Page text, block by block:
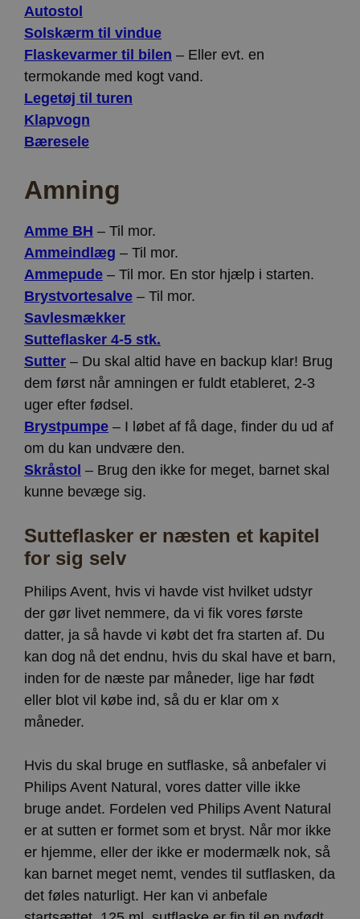
Autostol
Solskærm til vindue
Flaskevarmer til bilen – Eller evt. en
termokande med kogt vand.
Legetøj til turen
Klapvogn
Bæresele
Amning
Amme BH – Til mor.
Ammeindlæg – Til mor.
Ammepude – Til mor. En stor hjælp i starten.
Brystvortesalve – Til mor.
Savlesmækker
Sutteflasker 4-5 stk.
Sutter – Du skal altid have en backup klar! Brug
dem først når amningen er fuldt etableret, 2-3
uger efter fødsel.
Brystpumpe – I løbet af få dage, finder du ud af
om du kan undvære den.
Skråstol – Brug den ikke for meget, barnet skal
kunne bevæge sig.
Sutteflasker er næsten et kapitel
for sig selv
Philips Avent, hvis vi havde vist hvilket udstyr
der gør livet nemmere, da vi fik vores første
datter, ja så havde vi købt det fra starten af. Du
kan dog nå det endnu, hvis du skal have et barn,
inden for de næste par måneder, lige har født
eller blot vil købe ind, så du er klar om x
måneder.
Hvis du skal bruge en sutflaske, så anbefaler vi
Philips Avent Natural, vores datter ville ikke
bruge andet. Fordelen ved Philips Avent Natural
er at sutten er formet som et bryst. Når mor ikke
er hjemme, eller der ikke er modermælk nok, så
kan barnet meget nemt, vendes til sutflasken, da
det føles naturligt. Her kan vi anbefale